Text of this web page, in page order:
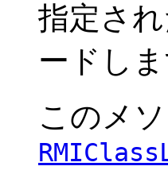
指定さ
ードしま
このメ